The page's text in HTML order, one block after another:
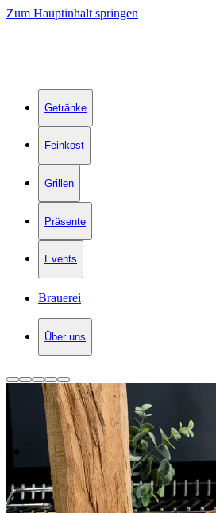
Zum Hauptinhalt springen
Getränke
Feinkost
Grillen
Präsente
Events
Brauerei
Über uns